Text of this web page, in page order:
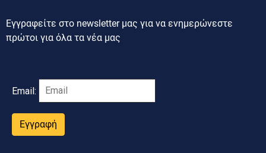
Εγγραφείτε στο newsletter μας για να ενημερώνεστε
πρώτοι για όλα τα νέα μας
Email:
Εγγραφή